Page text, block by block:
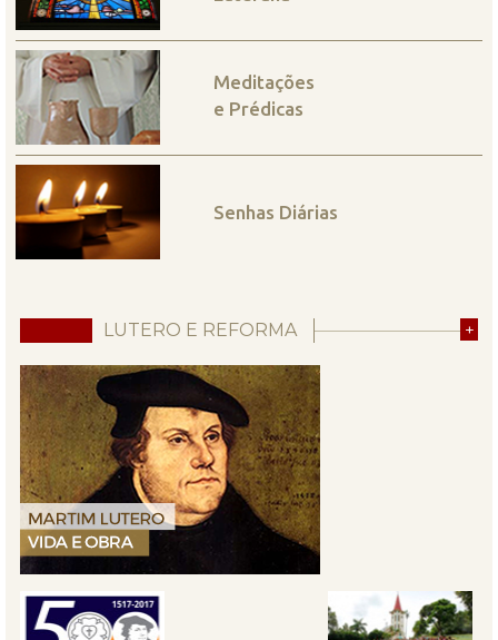
Meditações
e Prédicas
Senhas Diárias
LUTERO E REFORMA +